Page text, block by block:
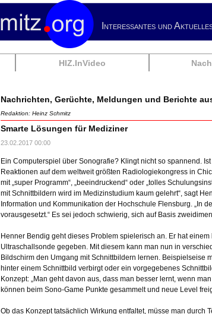
Interessantes und
HIZ.InVideo
Nachrichten, Gerüchte, Meldungen und Berichte
Redaktion: Heinz Schmitz
Smarte Lösungen für Mediziner
23.02.2017 00:00
Ein Computerspiel über Sonografie? Klingt nicht so spannend.
Reaktionen auf dem weltweit größten Radiologiekongress in
mit „super Programm“, „beeindruckend“ oder „tolles
mit Schnittbildern wird im Medizinstudium kaum gelehrt“, sagt
Information und Kommunikation der Hochschule Flensburg. „In
vorausgesetzt.“ Es sei jedoch schwierig, sich auf Basis
Henner Bendig geht dieses Problem spielerisch an. Er hat
Ultraschallsonde gegeben. Mit diesem kann man nun in
Bildschirm den Umgang mit Schnittbildern lernen. Beispielseise
hinter einem Schnittbild verbirgt oder ein vorgegebenes
Konzept: „Man geht davon aus, dass man besser lernt, wenn
können beim Sono-Game Punkte gesammelt und neue Level
Ob das Konzept tatsächlich Wirkung entfaltet, müsse man durch